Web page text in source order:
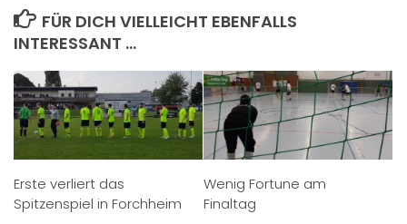
FÜR DICH VIELLEICHT EBENFALLS
INTERESSANT …
Erste verliert das
Spitzenspiel in Forchheim
Wenig Fortune am
Finaltag